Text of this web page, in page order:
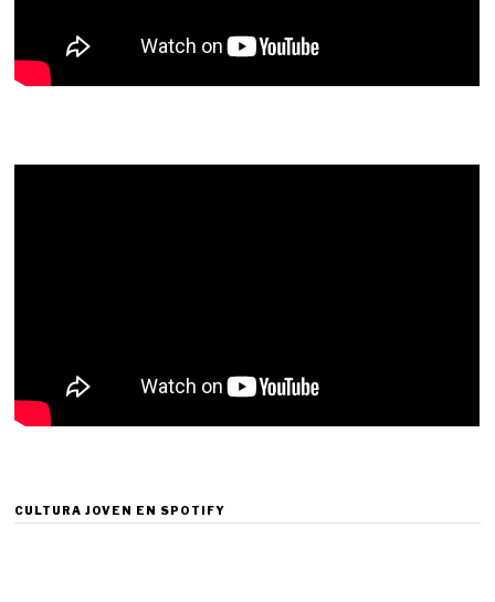
CULTURA JOVEN EN SPOTIFY